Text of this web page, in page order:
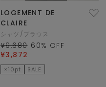
LOGEMENT DE
CLAIRE
シャツ/ブラウス
¥9,680 60% OFF
¥3,872
×10pt SALE